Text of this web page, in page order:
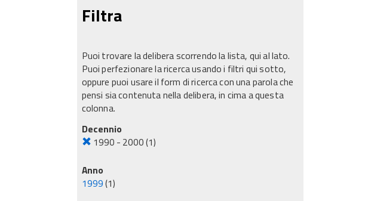
Filtra
Puoi trovare la delibera scorrendo la lista, qui al lato.
Puoi perfezionare la ricerca usando i filtri qui sotto,
oppure puoi usare il form di ricerca con una parola che
pensi sia contenuta nella delibera, in cima a questa
colonna.
Decennio
1990 - 2000(1)
Anno
1999(1)